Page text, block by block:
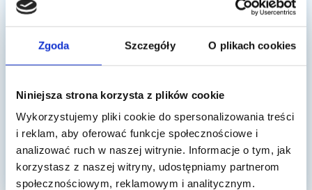
Zgoda Szczegóły O plikach cookies
Niniejsza strona korzysta z plików cookie
Wykorzystujemy pliki cookie do spersonalizowania treści
i reklam, aby oferować funkcje społecznościowe i
analizować ruch w naszej witrynie. Informacje o tym, jak
korzystasz z naszej witryny, udostępniamy partnerom
społecznościowym, reklamowym i analitycznym.
Intermediate
Intermediate +
B1+
Upper-intermediate
Advanced
C1
Dorośli – kursy egzaminacyjne
First
B2/B2+
Advanced
B2+/C1
Proficiency
C1/C2